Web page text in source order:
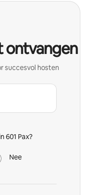
ontvangen
succesvol hosten
601 Pax?
Nee